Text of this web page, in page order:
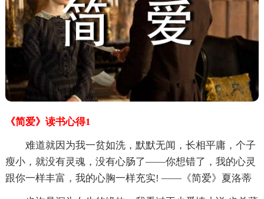
《简爱》读书心得1
难道就因为我一贫如洗，默默无闻，长相平庸，个子
瘦小，就没有灵魂，没有心肠了——你想错了，我的心灵
跟你一样丰富，我的心胸一样充实! ——《简爱》夏洛蒂